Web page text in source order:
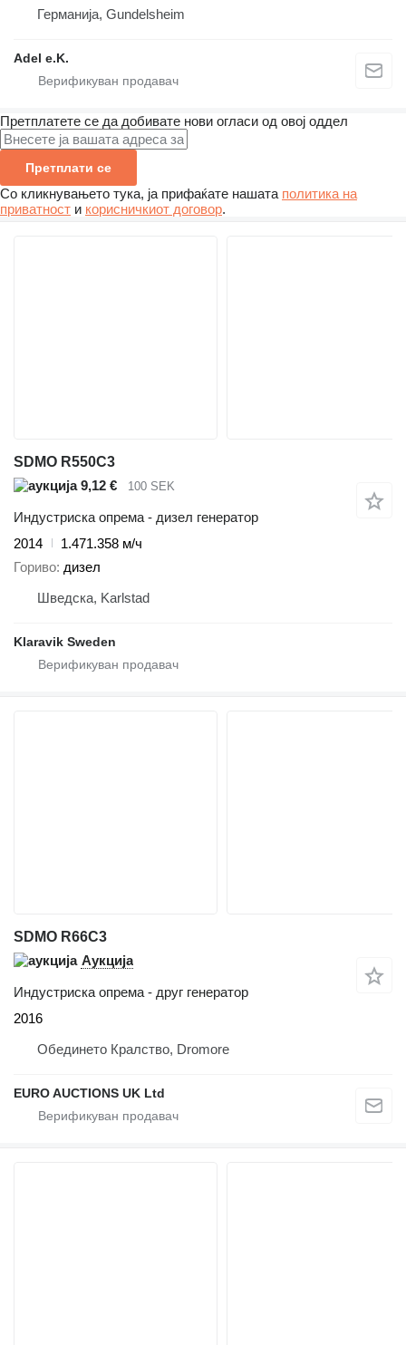
Германија, Gundelsheim
Adel e.K.
Претплатете се да добивате нови огласи од овој оддел
Претплати се
Со кликнувањето тука, ја прифаќате нашата политика на
приватност и корисничкиот договор.
SDMO R550C3
9,12 €
100 SEK
Индустриска опрема - дизел генератор
2014
1.471.358 м/ч
Гориво дизел
Шведска, Karlstad
Klaravik Sweden
SDMO R66C3
Аукција
Индустриска опрема - друг генератор
2016
Обединето Кралство, Dromore
EURO AUCTIONS UK Ltd